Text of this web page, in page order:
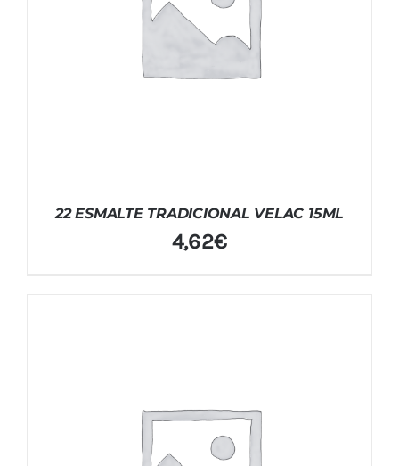
22 ESMALTE TRADICIONAL VELAC 15ML
4,62€